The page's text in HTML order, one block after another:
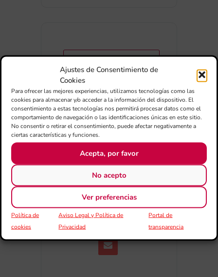
Ajustes de Consentimiento de
Cookies
Para ofrecer las mejores experiencias, utilizamos tecnologías como las
cookies para almacenar y/o acceder a la información del dispositivo. El
consentimiento a estas tecnologías nos permitirá procesar datos como el
comportamiento de navegación o las identificaciones únicas en este sitio.
No consentir o retirar el consentimiento, puede afectar negativamente a
ciertas características y funciones.
Acepta, por favor
No acepto
Ver preferencias
Política de
cookies
Aviso Legal y Política de
Privacidad
Portal de
transparencia
Exportar + iCal / Outlook
COMPARTIR
ESDEVENIMENT